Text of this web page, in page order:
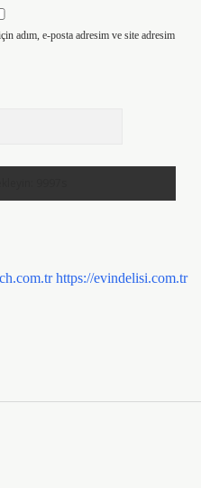
adım, e-posta adresim ve site adresim
https://evindelisi.com.tr